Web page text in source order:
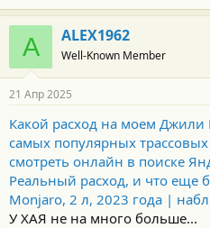
A ALEX1962
Well-Known Member
21 Апр 2025
Какой расход на моем
самых популярных
смотреть онлайн в поиске
Реальный расход, и что еще
Monjaro, 2 л, 2023 года |
У ХАЯ не на много больше...